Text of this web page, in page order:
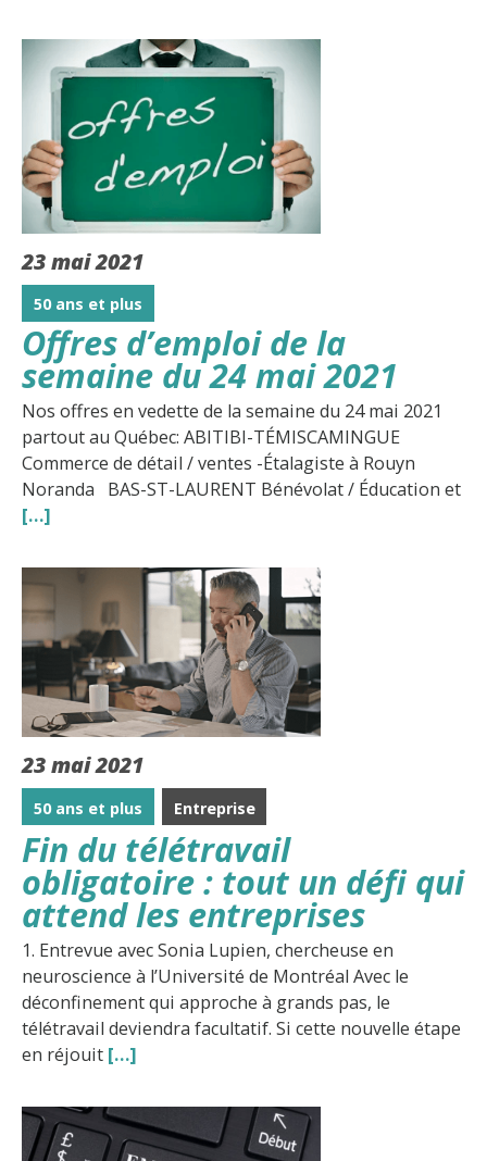
23 mai 2021
50 ans et plus
Offres d’emploi de la
semaine du 24 mai 2021
Nos offres en vedette de la semaine du 24 mai 2021
partout au Québec: ABITIBI-TÉMISCAMINGUE
Commerce de détail / ventes -Étalagiste à Rouyn
Noranda BAS-ST-LAURENT Bénévolat / Éducation et
[…]
23 mai 2021
50 ans et plus Entreprise
Fin du télétravail
obligatoire : tout un défi qui
attend les entreprises
1. Entrevue avec Sonia Lupien, chercheuse en
neuroscience à l’Université de Montréal Avec le
déconfinement qui approche à grands pas, le
télétravail deviendra facultatif. Si cette nouvelle étape
en réjouit […]